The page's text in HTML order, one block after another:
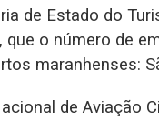
de Estado do
o número de
maranhenses:
de Aviação